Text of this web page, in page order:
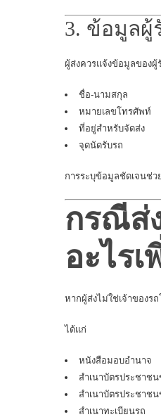
3. ข้อมูลผู้
ผู้ส่งควรแจ้งข้อมูลของผู้
ชื่อ-นามสกุล
หมายเลขโทรศัพท์
ที่อยู่สำหรับจัดส่ง
จุดนัดรับรถ
การระบุข้อมูลชัดเจนช่
กรณีส่
อะไรเ
หากผู้ส่งไม่ใช่เจ้าของร
ได้แก่
หนังสือมอบอำนาจ
สำเนาบัตรประชาชน
สำเนาบัตรประชาช
สำเนาทะเบียนรถ